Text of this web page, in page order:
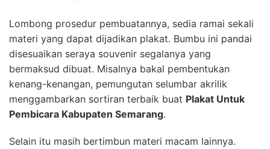
Lombong prosedur pembuatannya, sedia ramai sekali
materi yang dapat dijadikan plakat. Bumbu ini pandai
disesuaikan seraya souvenir segalanya yang
bermaksud dibuat. Misalnya bakal pembentukan
kenang-kenangan, pemungutan selumbar akrilik
menggambarkan sortiran terbaik buat Plakat Untuk
Pembicara Kabupaten Semarang.
Selain itu masih bertimbun materi macam lainnya.